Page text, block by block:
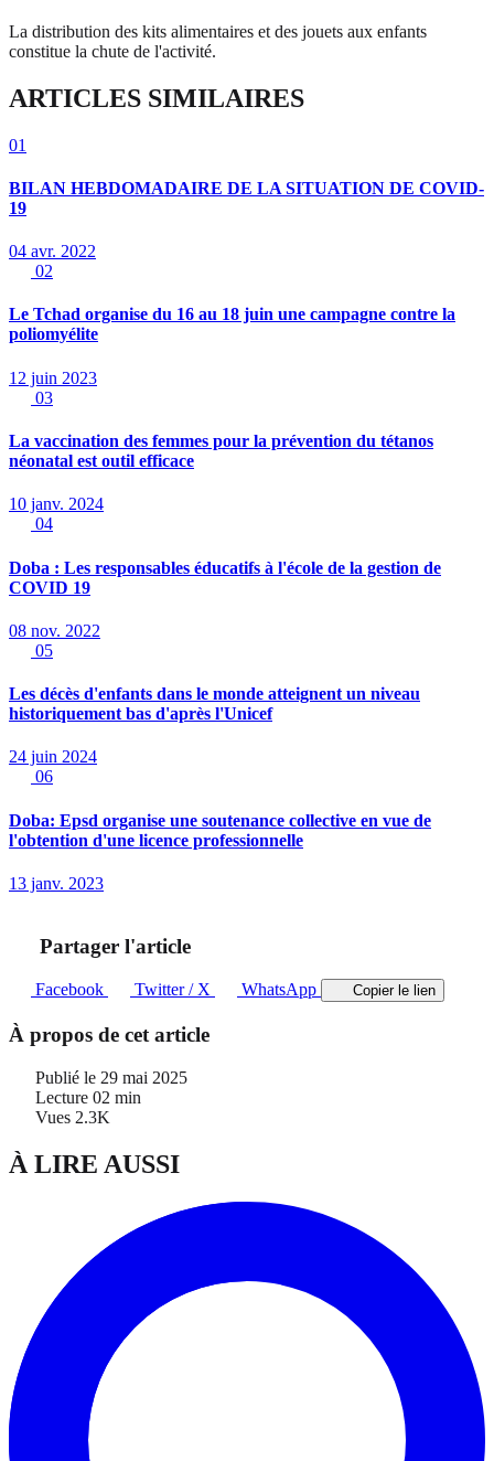
La distribution des kits alimentaires et des jouets aux enfants
constitue la chute de l'activité.
ARTICLES SIMILAIRES
01
BILAN HEBDOMADAIRE DE LA SITUATION DE COVID-
19
04 avr. 2022
02
Le Tchad organise du 16 au 18 juin une campagne contre la
poliomyélite
12 juin 2023
03
La vaccination des femmes pour la prévention du tétanos
néonatal est outil efficace
10 janv. 2024
04
Doba : Les responsables éducatifs à l'école de la gestion de
COVID 19
08 nov. 2022
05
Les décès d'enfants dans le monde atteignent un niveau
historiquement bas d'après l'Unicef
24 juin 2024
06
Doba: Epsd organise une soutenance collective en vue de
l'obtention d'une licence professionnelle
13 janv. 2023
Partager l'article
Facebook Twitter / X WhatsApp Copier le lien
À propos de cet article
Publié le 29 mai 2025
Lecture 02 min
Vues 2.3K
À LIRE AUSSI